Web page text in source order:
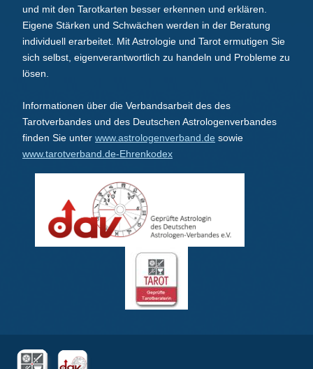
und mit den Tarotkarten besser erkennen und erklären.
Eigene Stärken und Schwächen werden in der Beratung
individuell erarbeitet. Mit Astrologie und Tarot ermutigen Sie
sich selbst, eigenverantwortlich zu handeln und Probleme zu
lösen.
Informationen über die Verbandsarbeit des des
Tarotverbandes und des Deutschen Astrologenverbandes
finden Sie unter www.astrologenverband.de sowie
www.tarotverband.de-Ehrenkodex